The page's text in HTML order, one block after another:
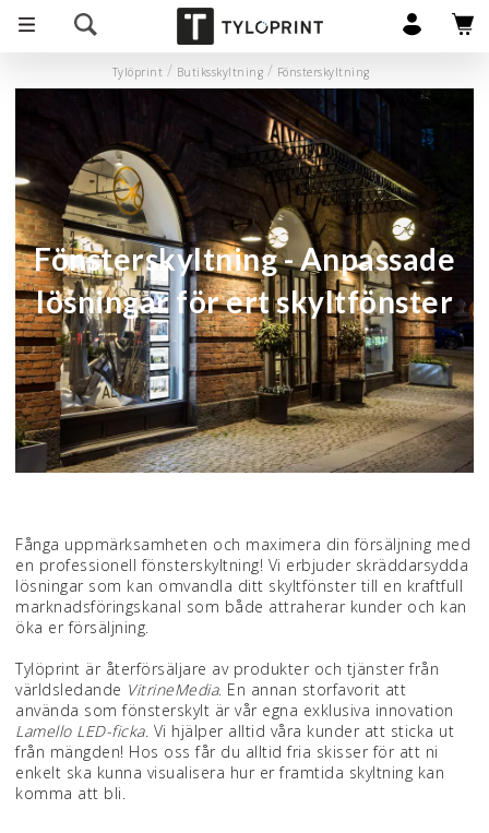
Tylöprint Butiksskyltning Fönsterskyltning
Fönsterskyltning - Anpassade
lösningar för ert skyltfönster
Fånga uppmärksamheten och maximera din försäljning med
en professionell fönsterskyltning! Vi erbjuder skräddarsydda
lösningar som kan omvandla ditt skyltfönster till en kraftfull
marknadsföringskanal som både attraherar kunder och kan
öka er försäljning.
Tylöprint är återförsäljare av produkter och tjänster från
världsledande VitrineMedia. En annan storfavorit att
använda som fönsterskylt är vår egna exklusiva innovation
Lamello LED-ficka. Vi hjälper alltid våra kunder att sticka ut
från mängden! Hos oss får du alltid fria skisser för att ni
enkelt ska kunna visualisera hur er framtida skyltning kan
komma att bli.